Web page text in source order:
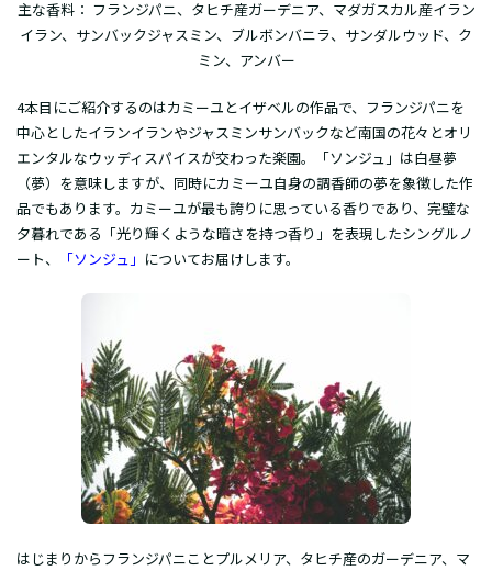
主な香料： フランジパニ、タヒチ産ガーデニア、マダガスカル産イラン
イラン、サンバックジャスミン、ブルボンバニラ、サンダルウッド、ク
ミン、アンバー
4本目にご紹介するのはカミーユとイザベルの作品で、フランジパニを
中心としたイランイランやジャスミンサンバックなど南国の花々とオリ
エンタルなウッディスパイスが交わった楽園。「ソンジュ」は白昼夢
（夢）を意味しますが、同時にカミーユ自身の調香師の夢を象徴した作
品でもあります。カミーユが最も誇りに思っている香りであり、完璧な
夕暮れである「光り輝くような暗さを持つ香り」を表現したシングルノ
ート、
「ソンジュ 」 についてお届けします。
はじまりからフランジパニことプルメリア、タヒチ産のガーデニア、マ